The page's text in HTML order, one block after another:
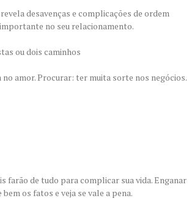
desavenças e complicações de ordem
no seu relacionamento.
ou dois caminhos
amor. Procurar: ter muita sorte nos negócios.
farão de tudo para complicar sua vida. Enganar
os fatos e veja se vale a pena.